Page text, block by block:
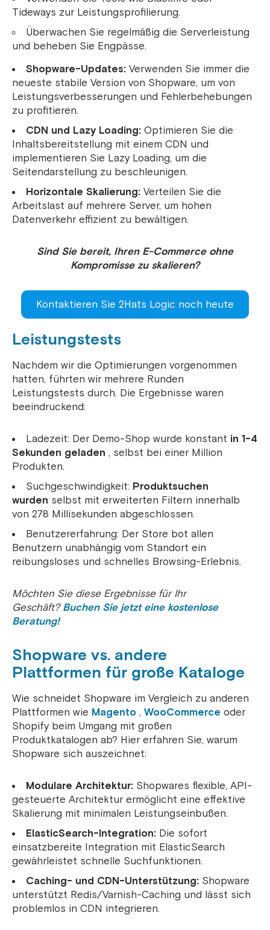
Tideways zur Leistungsprofilierung.
Überwachen Sie regelmäßig die Serverleistung
und beheben Sie Engpässe.
Shopware-Updates: Verwenden Sie immer die
neueste stabile Version von Shopware, um von
Leistungsverbesserungen und Fehlerbehebungen
zu profitieren.
CDN und Lazy Loading: Optimieren Sie die
Inhaltsbereitstellung mit einem CDN und
implementieren Sie Lazy Loading, um die
Seitendarstellung zu beschleunigen.
Horizontale Skalierung: Verteilen Sie die
Arbeitslast auf mehrere Server, um hohen
Datenverkehr effizient zu bewältigen.
Sind Sie bereit, Ihren E-Commerce ohne
Kompromisse zu skalieren?
Kontaktieren Sie 2Hats Logic noch heute
Leistungstests
Nachdem wir die Optimierungen vorgenommen
hatten, führten wir mehrere Runden
Leistungstests durch. Die Ergebnisse waren
beeindruckend:
Ladezeit: Der Demo-Shop wurde konstant in 1-4
Sekunden geladen , selbst bei einer Million
Produkten.
Suchgeschwindigkeit: Produktsuchen
wurden selbst mit erweiterten Filtern innerhalb
von 278 Millisekunden abgeschlossen.
Benutzererfahrung: Der Store bot allen
Benutzern unabhängig vom Standort ein
reibungsloses und schnelles Browsing-Erlebnis.
Möchten Sie diese Ergebnisse für Ihr
Geschäft?Buchen Sie jetzt eine kostenlose
Beratung!
Shopware vs. andere
Plattformen für große Kataloge
Wie schneidet Shopware im Vergleich zu anderen
Plattformen wie Magento , WooCommerce oder
Shopify beim Umgang mit großen
Produktkatalogen ab? Hier erfahren Sie, warum
Shopware sich auszeichnet:
Modulare Architektur: Shopwares flexible, API-
gesteuerte Architektur ermöglicht eine effektive
Skalierung mit minimalen Leistungseinbußen.
ElasticSearch-Integration: Die sofort
einsatzbereite Integration mit ElasticSearch
gewährleistet schnelle Suchfunktionen.
Caching- und CDN-Unterstützung: Shopware
unterstützt Redis/Varnish-Caching und lässt sich
problemlos in CDN integrieren.